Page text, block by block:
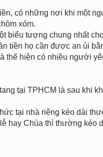
có những nơi khi một
xóm.
biểu tượng chung nhất
tiền họ cần được an ủi
thể hiện có nhiều người
tại TPHCM là sau khi
tại nhà riêng kéo dài
hay Chùa thì thường kéo